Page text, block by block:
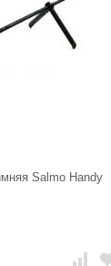
Salmo Handy